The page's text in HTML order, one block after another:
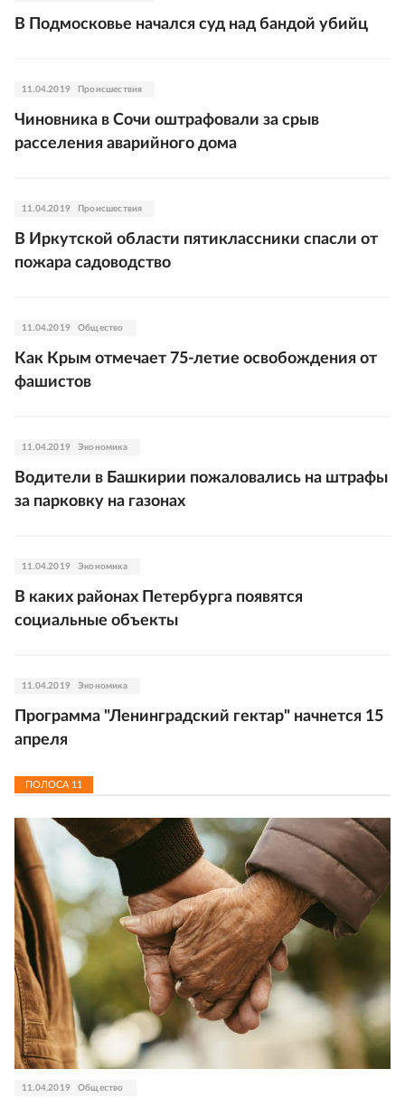
В Подмосковье начался суд над бандой убийц
11.04.2019 Происшествия
Чиновника в Сочи оштрафовали за срыв
расселения аварийного дома
11.04.2019 Происшествия
В Иркутской области пятиклассники спасли от
пожара садоводство
11.04.2019 Общество
Как Крым отмечает 75-летие освобождения от
фашистов
11.04.2019 Экономика
Водители в Башкирии пожаловались на штрафы
за парковку на газонах
11.04.2019 Экономика
В каких районах Петербурга появятся
социальные объекты
11.04.2019 Экономика
Программа "Ленинградский гектар" начнется 15
апреля
ПОЛОСА 11
11.04.2019 Общество